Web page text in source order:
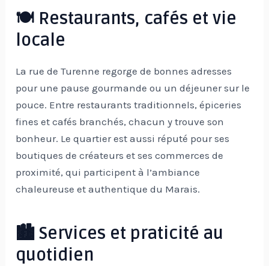
🍽️ Restaurants, cafés et vie
locale
La rue de Turenne regorge de bonnes adresses
pour une pause gourmande ou un déjeuner sur le
pouce. Entre restaurants traditionnels, épiceries
fines et cafés branchés, chacun y trouve son
bonheur. Le quartier est aussi réputé pour ses
boutiques de créateurs et ses commerces de
proximité, qui participent à l’ambiance
chaleureuse et authentique du Marais.
🏙️ Services et praticité au
quotidien